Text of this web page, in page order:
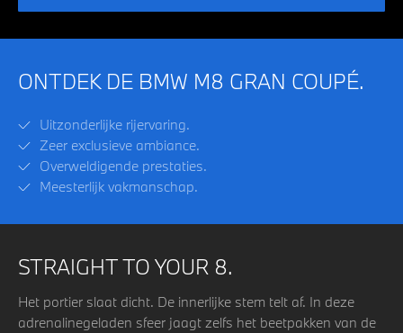
ONTDEK DE BMW M8 GRAN COUPÉ.
Uitzonderlijke rijervaring.
Zeer exclusieve ambiance.
Overweldigende prestaties.
Meesterlijk vakmanschap.
STRAIGHT TO YOUR 8.
Het portier slaat dicht. De innerlijke stem telt af. In deze
adrenalinegeladen sfeer jaagt zelfs het beetpakken van de